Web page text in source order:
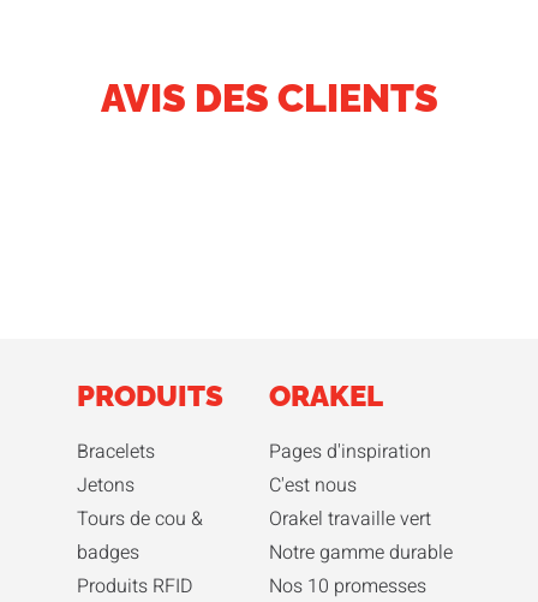
AVIS DES CLIENTS
PRODUITS
Bracelets
Jetons
Tours de cou &
badges
Produits RFID
ORAKEL
Pages d'inspiration
C'est nous
Orakel travaille vert
Notre gamme durable
Nos 10 promesses